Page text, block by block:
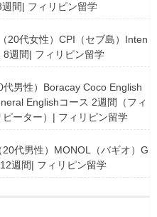
週間| フィリピン留学
20代女性）CPI（セブ島）Inten
週間| フィリピン留学
男性）Boracay Coco English
Englishコース 2週間（フィ
ピーター）| フィリピン留学
代男性）MONOL（バギオ）G
週間| フィリピン留学